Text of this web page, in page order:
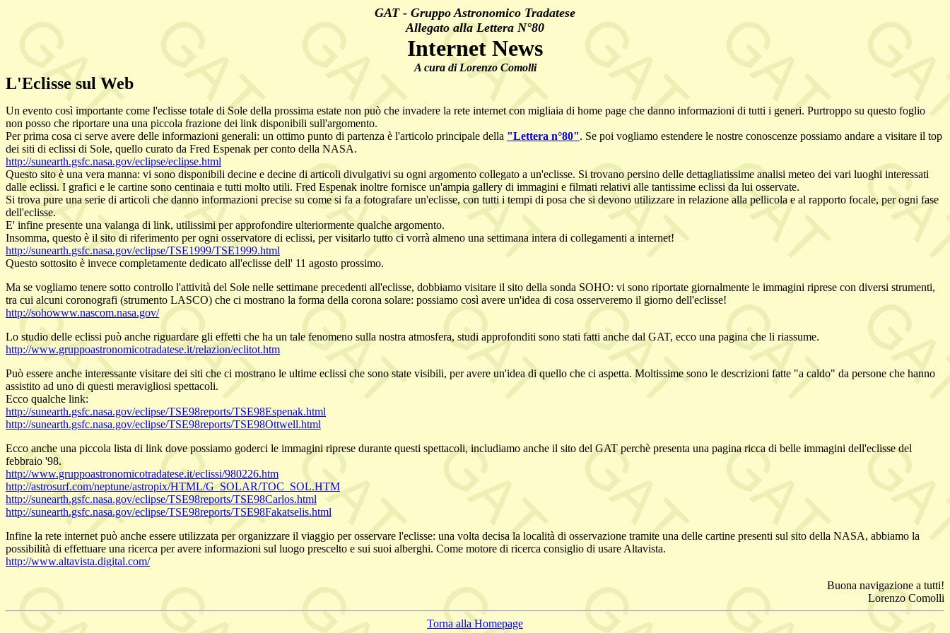
GAT - Gruppo Astronomico Tradatese
Allegato alla Lettera N°80
Internet News
A cura di Lorenzo Comolli
L'Eclisse sul Web
Un evento così importante come l'eclisse totale di Sole della prossima estate non può che invadere la rete internet con migliaia di home page che danno informazioni di tutti i generi. Purtroppo su questo foglio
non posso che riportare una una piccola frazione dei link disponibili sull'argomento.
Per prima cosa ci serve avere delle informazioni generali: un ottimo punto di partenza è l'articolo principale della "Lettera n°80". Se poi vogliamo estendere le nostre conoscenze possiamo andare a visitare il top
dei siti di eclissi di Sole, quello curato da Fred Espenak per conto della NASA.
http://sunearth.gsfc.nasa.gov/eclipse/eclipse.html
Questo sito è una vera manna: vi sono disponibili decine e decine di articoli divulgativi su ogni argomento collegato a un'eclisse. Si trovano persino delle dettagliatissime analisi meteo dei vari luoghi interessati
dalle eclissi. I grafici e le cartine sono centinaia e tutti molto utili. Fred Espenak inoltre fornisce un'ampia gallery di immagini e filmati relativi alle tantissime eclissi da lui osservate.
Si trova pure una serie di articoli che danno informazioni precise su come si fa a fotografare un'eclisse, con tutti i tempi di posa che si devono utilizzare in relazione alla pellicola e al rapporto focale, per ogni fase
dell'eclisse.
E' infine presente una valanga di link, utilissimi per approfondire ulteriormente qualche argomento.
Insomma, questo è il sito di riferimento per ogni osservatore di eclissi, per visitarlo tutto ci vorrà almeno una settimana intera di collegamenti a internet!
http://sunearth.gsfc.nasa.gov/eclipse/TSE1999/TSE1999.html
Questo sottosito è invece completamente dedicato all'eclisse dell' 11 agosto prossimo.
Ma se vogliamo tenere sotto controllo l'attività del Sole nelle settimane precedenti all'eclisse, dobbiamo visitare il sito della sonda SOHO: vi sono riportate giornalmente le immagini riprese con diversi strumenti,
tra cui alcuni coronografi (strumento LASCO) che ci mostrano la forma della corona solare: possiamo così avere un'idea di cosa osserveremo il giorno dell'eclisse!
http://sohowww.nascom.nasa.gov/
Lo studio delle eclissi può anche riguardare gli effetti che ha un tale fenomeno sulla nostra atmosfera, studi approfonditi sono stati fatti anche dal GAT, ecco una pagina che li riassume.
http://www.gruppoastronomicotradatese.it/relazion/eclitot.htm
Può essere anche interessante visitare dei siti che ci mostrano le ultime eclissi che sono state visibili, per avere un'idea di quello che ci aspetta. Moltissime sono le descrizioni fatte "a caldo" da persone che hanno
assistito ad uno di questi meravigliosi spettacoli.
Ecco qualche link:
http://sunearth.gsfc.nasa.gov/eclipse/TSE98reports/TSE98Espenak.html
http://sunearth.gsfc.nasa.gov/eclipse/TSE98reports/TSE98Ottwell.html
Ecco anche una piccola lista di link dove possiamo goderci le immagini riprese durante questi spettacoli, includiamo anche il sito del GAT perchè presenta una pagina ricca di belle immagini dell'eclisse del
febbraio '98.
http://www.gruppoastronomicotradatese.it/eclissi/980226.htm
http://astrosurf.com/neptune/astropix/HTML/G_SOLAR/TOC_SOL.HTM
http://sunearth.gsfc.nasa.gov/eclipse/TSE98reports/TSE98Carlos.html
http://sunearth.gsfc.nasa.gov/eclipse/TSE98reports/TSE98Fakatselis.html
Infine la rete internet può anche essere utilizzata per organizzare il viaggio per osservare l'eclisse: una volta decisa la località di osservazione tramite una delle cartine presenti sul sito della NASA, abbiamo la
possibilità di effettuare una ricerca per avere informazioni sul luogo prescelto e sui suoi alberghi. Come motore di ricerca consiglio di usare Altavista.
http://www.altavista.digital.com/
Buona navigazione a tutti!
Lorenzo Comolli
Torna alla Homepage